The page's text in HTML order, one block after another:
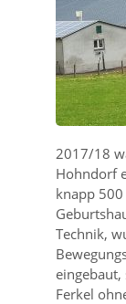
2017/18
Hohndorf
knapp 500
Technik,
Ferkel